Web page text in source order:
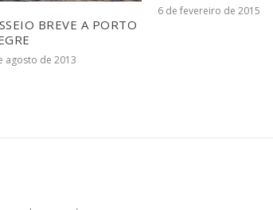
BREVE A PORTO
agosto de 2013
6 de fevereiro de 2015